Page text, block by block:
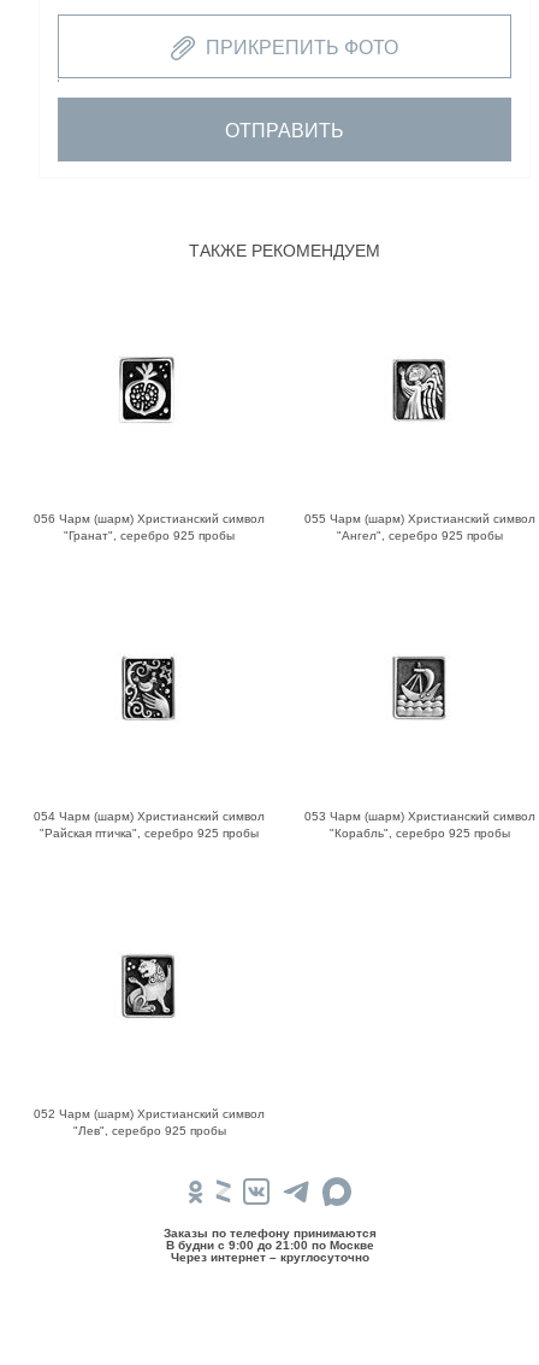
ПРИКРЕПИТЬ ФОТО
ОТПРАВИТЬ
ТАКЖЕ РЕКОМЕНДУЕМ
056 Чарм (шарм) Христианский символ
"Гранат", серебро 925 пробы
055 Чарм (шарм) Христианский символ
"Ангел", серебро 925 пробы
054 Чарм (шарм) Христианский символ
"Райская птичка", серебро 925 пробы
053 Чарм (шарм) Христианский символ
"Корабль", серебро 925 пробы
052 Чарм (шарм) Христианский символ
"Лев", серебро 925 пробы
Заказы по телефону принимаются
В будни c 9:00 до 21:00 по Москве
Через интернет – круглосуточно